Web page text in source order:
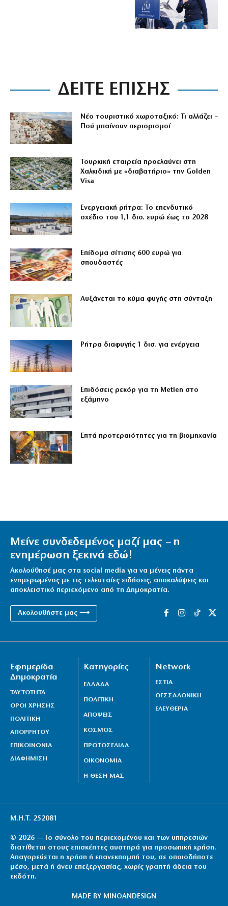
ΔΕΙΤΕ ΕΠΙΣΗΣ
Νέο τουριστικό χωροταξικό: Τι αλλάζει –
Πού μπαίνουν περιορισμοί
Τουρκική εταιρεία προελαύνει στη
Χαλκιδική με «διαβατήριο» την Golden
Visa
Ενεργειακή ρήτρα: Το επενδυτικό
σχέδιο του 1,1 δισ. ευρώ έως το 2028
Επίδομα σίτισης 600 ευρώ για
σπουδαστές
Αυξάνεται το κύμα φυγής στη σύνταξη
Ρήτρα διαφυγής 1 δισ. για ενέργεια
Επιδόσεις ρεκόρ για τη Metlen στο
εξάμηνο
Επτά προτεραιότητες για τη βιομηχανία
Μείνε συνδεδεμένος μαζί μας – η
ενημέρωση ξεκινά εδώ!
Ακολούθησέ μας στα social media για να μένεις πάντα
ενημερωμένος με τις τελευταίες ειδήσεις, αποκαλύψεις και
αποκλειστικό περιεχόμενο από τη Δημοκρατία.
Ακολουθήστε μας ⟶
Εφημερίδα
Δημοκρατία
ΤΑΥΤΟΤΗΤΑ
ΟΡΟΙ ΧΡΗΣΗΣ
ΠΟΛΙΤΙΚΗ
ΑΠΟΡΡΗΤΟΥ
ΕΠΙΚΟΙΝΩΝΙΑ
ΔΙΑΦΗΜΙΣΗ
Κατηγορίες
ΕΛΛΑΔΑ
ΠΟΛΙΤΙΚΗ
ΑΠΟΨΕΙΣ
ΚΟΣΜΟΣ
ΠΡΩΤΟΣΕΛΙΔΑ
ΟΙΚΟΝΟΜΙΑ
Η ΘΕΣΗ ΜΑΣ
Network
ΕΣΤΙΑ
ΘΕΣΣΑΛΟΝΙΚΗ
ΕΛΕΥΘΕΡΙΑ
Μ.Η.Τ. 252081
© 2026 — Το σύνολο του περιεχομένου και των υπηρεσιών
διατίθεται στους επισκέπτες αυστηρά για προσωπική χρήση.
Απαγορεύεται η χρήση ή επανεκπομπή του, σε οποιοδήποτε
μέσο, μετά ή άνευ επεξεργασίας, χωρίς γραπτή άδεια του
εκδότη.
MADE BY MINOANDESIGN